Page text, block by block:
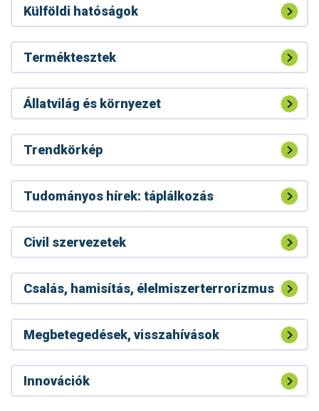
Külföldi hatóságok
Terméktesztek
Állatvilág és környezet
Trendkörkép
Tudományos hírek: táplálkozás
Civil szervezetek
Csalás, hamisítás, élelmiszerterrorizmus
Megbetegedések, visszahívások
Innovációk